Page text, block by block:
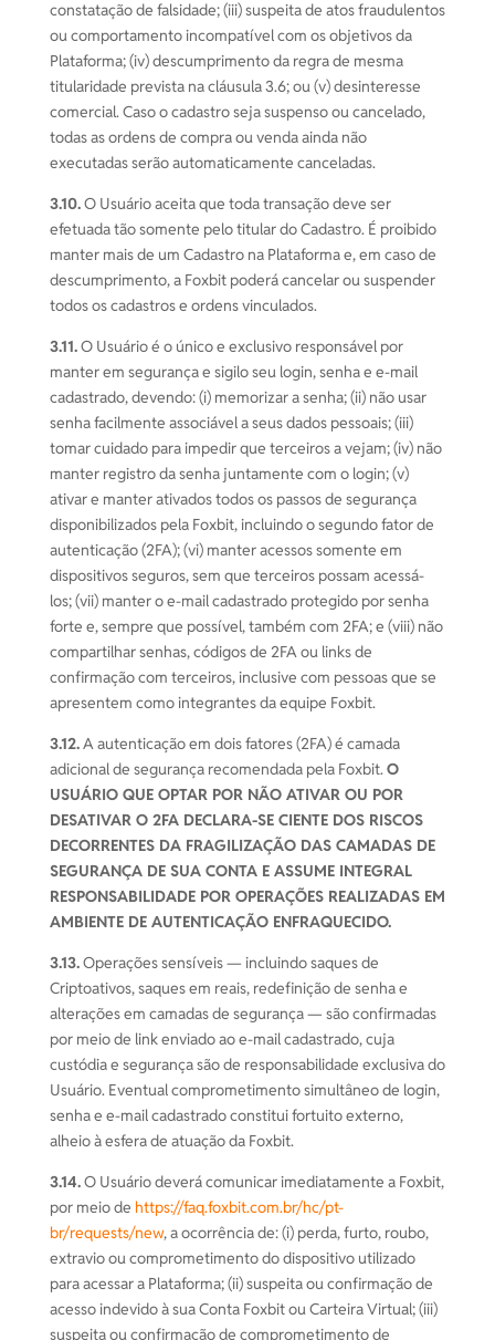
constatação de falsidade; (iii) suspeita de atos fraudulentos
ou comportamento incompatível com os objetivos da
Plataforma; (iv) descumprimento da regra de mesma
titularidade prevista na cláusula 3.6; ou (v) desinteresse
comercial. Caso o cadastro seja suspenso ou cancelado,
todas as ordens de compra ou venda ainda não
executadas serão automaticamente canceladas.
3.10.O Usuário aceita que toda transação deve ser
efetuada tão somente pelo titular do Cadastro. É proibido
manter mais de um Cadastro na Plataforma e, em caso de
descumprimento, a Foxbit poderá cancelar ou suspender
todos os cadastros e ordens vinculados.
3.11.O Usuário é o único e exclusivo responsável por
manter em segurança e sigilo seu login, senha e e-mail
cadastrado, devendo: (i) memorizar a senha; (ii) não usar
senha facilmente associável a seus dados pessoais; (iii)
tomar cuidado para impedir que terceiros a vejam; (iv) não
manter registro da senha juntamente com o login; (v)
ativar e manter ativados todos os passos de segurança
disponibilizados pela Foxbit, incluindo o segundo fator de
autenticação (2FA); (vi) manter acessos somente em
dispositivos seguros, sem que terceiros possam acessá-
los; (vii) manter o e-mail cadastrado protegido por senha
forte e, sempre que possível, também com 2FA; e (viii) não
compartilhar senhas, códigos de 2FA ou links de
confirmação com terceiros, inclusive com pessoas que se
apresentem como integrantes da equipe Foxbit.
3.12.A autenticação em dois fatores (2FA) é camada
adicional de segurança recomendada pela Foxbit.O
USUÁRIO QUE OPTAR POR NÃO ATIVAR OU POR
DESATIVAR O 2FA DECLARA-SE CIENTE DOS RISCOS
DECORRENTES DA FRAGILIZAÇÃO DAS CAMADAS DE
SEGURANÇA DE SUA CONTA E ASSUME INTEGRAL
RESPONSABILIDADE POR OPERAÇÕES REALIZADAS EM
AMBIENTE DE AUTENTICAÇÃO ENFRAQUECIDO.
3.13.Operações sensíveis — incluindo saques de
Criptoativos, saques em reais, redefinição de senha e
alterações em camadas de segurança — são confirmadas
por meio de link enviado ao e-mail cadastrado, cuja
custódia e segurança são de responsabilidade exclusiva do
Usuário. Eventual comprometimento simultâneo de login,
senha e e-mail cadastrado constitui fortuito externo,
alheio à esfera de atuação da Foxbit.
3.14.O Usuário deverá comunicar imediatamente a Foxbit,
por meio de https://faq.foxbit.com.br/hc/pt-
br/requests/new, a ocorrência de: (i) perda, furto, roubo,
extravio ou comprometimento do dispositivo utilizado
para acessar a Plataforma; (ii) suspeita ou confirmação de
acesso indevido à sua Conta Foxbit ou Carteira Virtual; (iii)
suspeita ou confirmação de comprometimento de